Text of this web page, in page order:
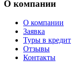
О компании
О компании
Заявка
Туры в кредит
Отзывы
Контакты